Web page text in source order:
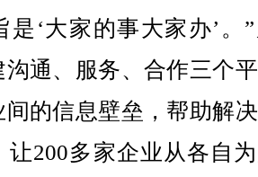
是‘大家的事大家办’。
通、服务、合作三个
的信息壁垒，帮助解
让200多家企业从各自